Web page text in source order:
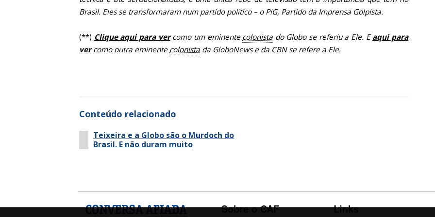
Brasil. Eles se transformaram num partido político – o PiG, Partido da Imprensa Golpista.
(**) Clique aqui para vercomo um eminentecolonista do Globo se referiu a Ele. Eaqui para
vercomo outra eminentecolonista da GloboNews e da CBN se refere a Ele.
Conteúdo relacionado
Teixeira e a Globo são o Murdoch do
Brasil. E não duram muito
Sobre o CAF Links